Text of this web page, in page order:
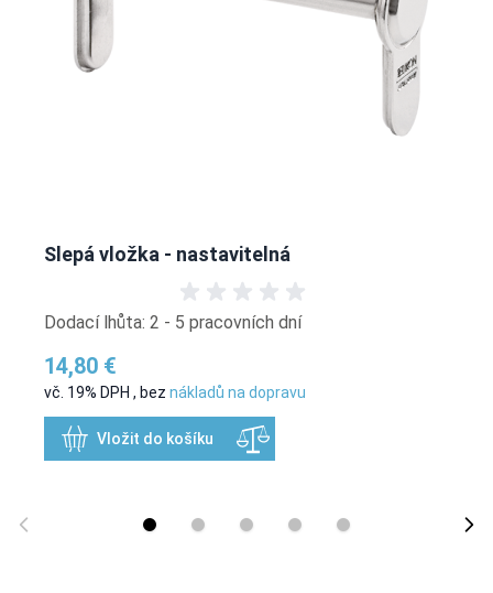
Slepá vložka - nastavitelná
Dodací lhůta: 2 - 5 pracovních dní
14,80 €
vč. 19% DPH , bez nákladů na dopravu
Vložit do košíku